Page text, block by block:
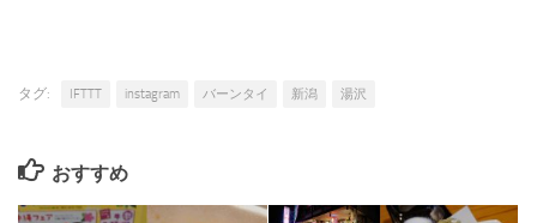
タグ: IFTTT instagram バーンタイ 新潟 湯沢
おすすめ